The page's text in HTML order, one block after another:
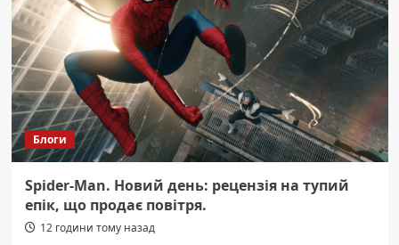
Блоги
Spider-Man. Новий день: рецензія на тупий
епік, що продає повітря.
12 години тому назад